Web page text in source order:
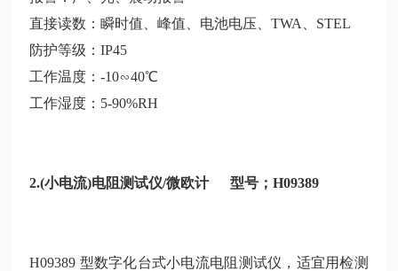
直接读数：瞬时值、峰值、电池电压、TWA、STEL
防护等级：IP45
工作温度：-10∽40℃
工作湿度： 5-90%RH
2.(小电流)电阻测试仪/微欧计 型号；H09389
H09389 型数字化台式小电流电阻测试仪，适宜用检测